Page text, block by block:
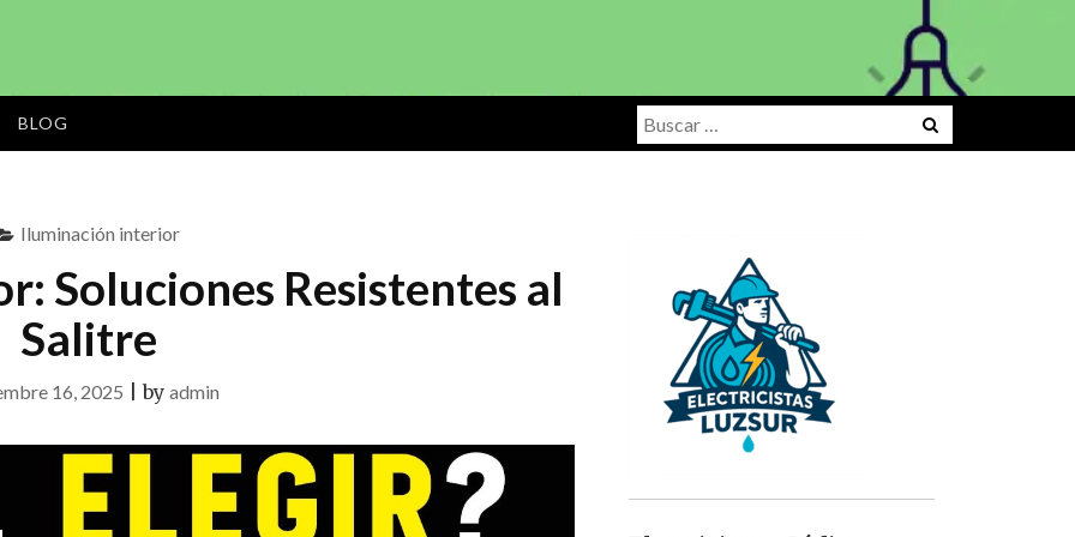
BLOG Buscar:
Iluminación interior
Soluciones Resistentes al
Salitre
16, 2025 |by admin